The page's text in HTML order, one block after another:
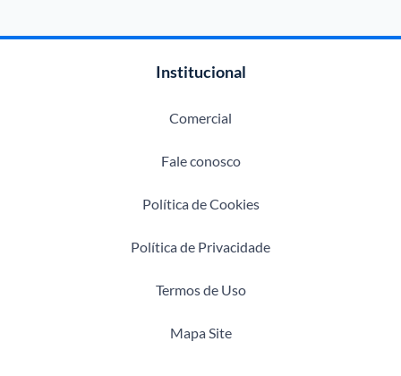
Institucional
Comercial
Fale conosco
Política de Cookies
Política de Privacidade
Termos de Uso
Mapa Site